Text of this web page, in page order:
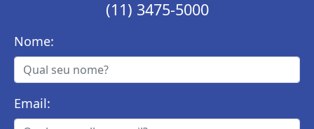
(11) 3475-5000
Nome:
Email: